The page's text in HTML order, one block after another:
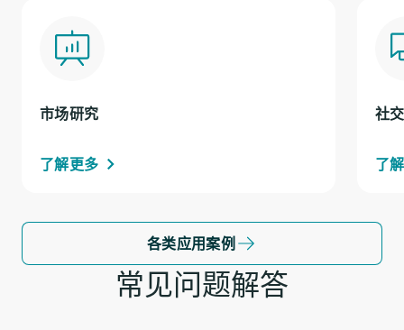
市场研究
了解更多
社
了
各类应用案例
常见问题解答